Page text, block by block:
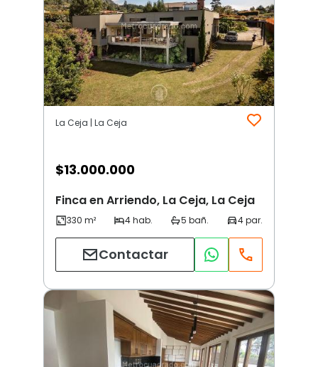
La Ceja | La Ceja
$13.000.000
Finca en Arriendo, La Ceja, La Ceja
Contactar